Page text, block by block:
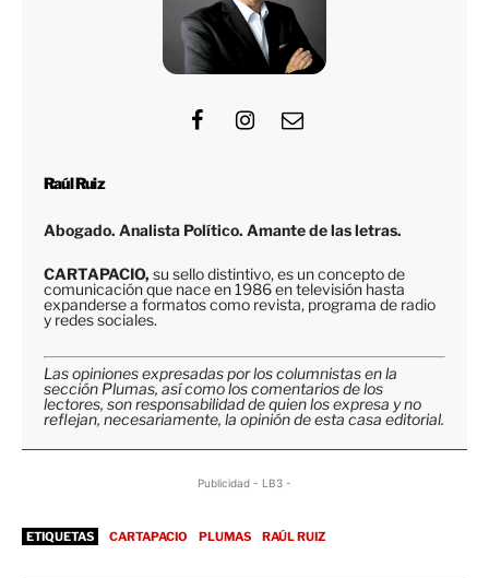
Raúl Ruiz
Abogado. Analista Político. Amante de las letras.
CARTAPACIO, su sello distintivo, es un concepto de
comunicación que nace en 1986 en televisión hasta
expanderse a formatos como revista, programa de radio
y redes sociales.
Las opiniones expresadas por los columnistas en la
sección Plumas, así como los comentarios de los
lectores, son responsabilidad de quien los expresa y no
reflejan, necesariamente, la opinión de esta casa editorial.
Publicidad - LB3 -
ETIQUETAS CARTAPACIO PLUMAS RAÚL RUIZ